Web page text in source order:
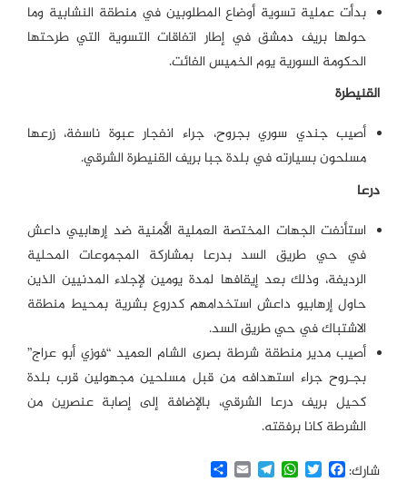
بدأت عملية تسوية أوضاع المطلوبين في منطقة النشابية وما
حولها بريف دمشق في إطار اتفاقات التسوية التي طرحتها
الحكومة السورية يوم الخميس الفائت.
القنيطرة
أصيب جندي سوري بجروح، جراء انفجار عبوة ناسفة، زرعها
مسلحون بسيارته في بلدة جبا بريف القنيطرة الشرقي.
درعا
استأنفت الجهات المختصة العملية الأمنية ضد إرهابيي داعش
في حي طريق السد بدرعا بمشاركة المجموعات المحلية
الرديفة، وذلك بعد إيقافها لمدة يومين لإجلاء المدنيين الذين
حاول إرهابيو داعش استخدامهم كدروع بشرية بمحيط منطقة
الاشتباك في حي طريق السد.
أصيب مدير منطقة شرطة بصرى الشام العميد “فوزي أبو عراج”
بجـروح جراء استهدافه من قبل مسلحين مجهولين قرب بلدة
كحيل بريف درعا الشرقي، بالإضافة إلى إصابة عنصرين من
الشرطة كانا برفقته.
شارك:
Facebook
Twitter
WhatsApp
Telegram
Email
Share